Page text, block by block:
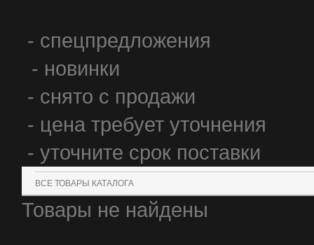
- спецпредложения
- новинки
- снято с продажи
- цена требует уточнения
- уточните срок поставки
ВСЕ ТОВАРЫ КАТАЛОГА
Товары не найдены